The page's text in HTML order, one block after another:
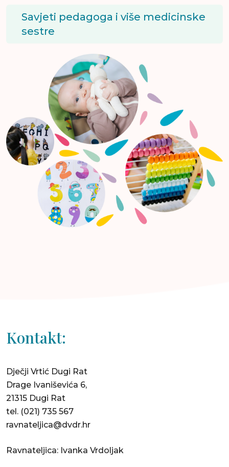
Savjeti pedagoga i više medicinske
sestre
Kontakt:
Dječji Vrtić Dugi Rat
Drage Ivaniševića 6,
21315 Dugi Rat
tel. (021) 735 567
ravnateljica@dvdr.hr
Ravnateljica: Ivanka Vrdoljak